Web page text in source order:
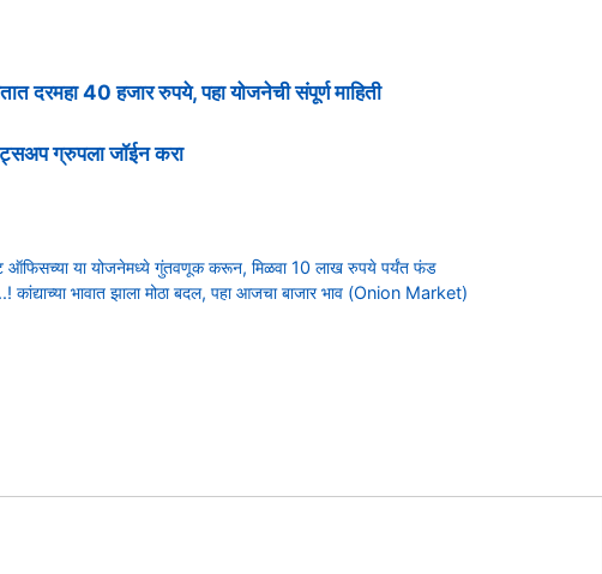
दरमहा 40 हजार रुपये, पहा योजनेची संपूर्ण माहिती
ग्रुपला जॉईन करा
या योजनेमध्ये गुंतवणूक करून, मिळवा 10 लाख रुपये पर्यंत फंड
कांद्याच्या भावात झाला मोठा बदल, पहा आजचा बाजार भाव (Onion Market)